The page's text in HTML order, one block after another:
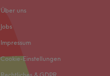
Über uns
Jobs
Impressum
Cookie-Einstellungen